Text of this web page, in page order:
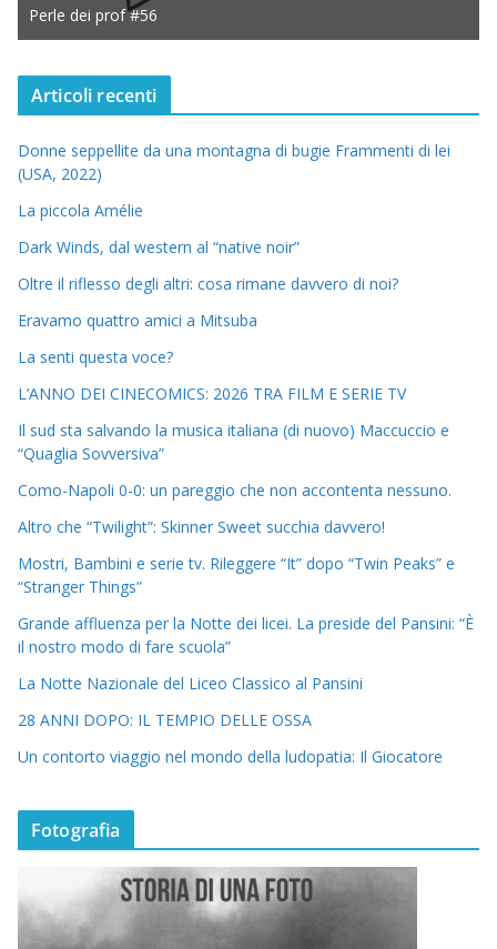
Perle dei prof #56
Articoli recenti
Donne seppellite da una montagna di bugie Frammenti di lei
(USA, 2022)
La piccola Amélie
Dark Winds, dal western al “native noir”
Oltre il riflesso degli altri: cosa rimane davvero di noi?
Eravamo quattro amici a Mitsuba
La senti questa voce?
L’ANNO DEI CINECOMICS: 2026 TRA FILM E SERIE TV
Il sud sta salvando la musica italiana (di nuovo) Maccuccio e
“Quaglia Sovversiva”
Como-Napoli 0-0: un pareggio che non accontenta nessuno.
Altro che “Twilight”: Skinner Sweet succhia davvero!
Mostri, Bambini e serie tv. Rileggere “It” dopo “Twin Peaks” e
“Stranger Things”
Grande affluenza per la Notte dei licei. La preside del Pansini: “È
il nostro modo di fare scuola”
La Notte Nazionale del Liceo Classico al Pansini
28 ANNI DOPO: IL TEMPIO DELLE OSSA
Un contorto viaggio nel mondo della ludopatia: Il Giocatore
Fotografia